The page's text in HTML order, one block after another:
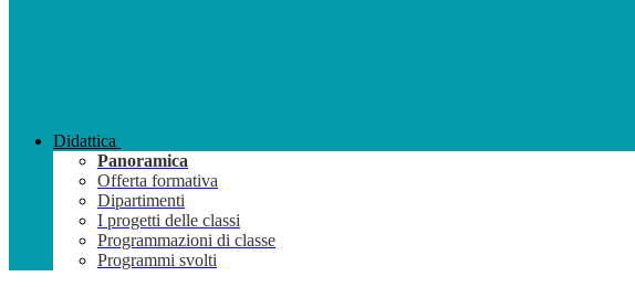
Didattica
Panoramica
Offerta formativa
Dipartimenti
I progetti delle classi
Programmazioni di classe
Programmi svolti